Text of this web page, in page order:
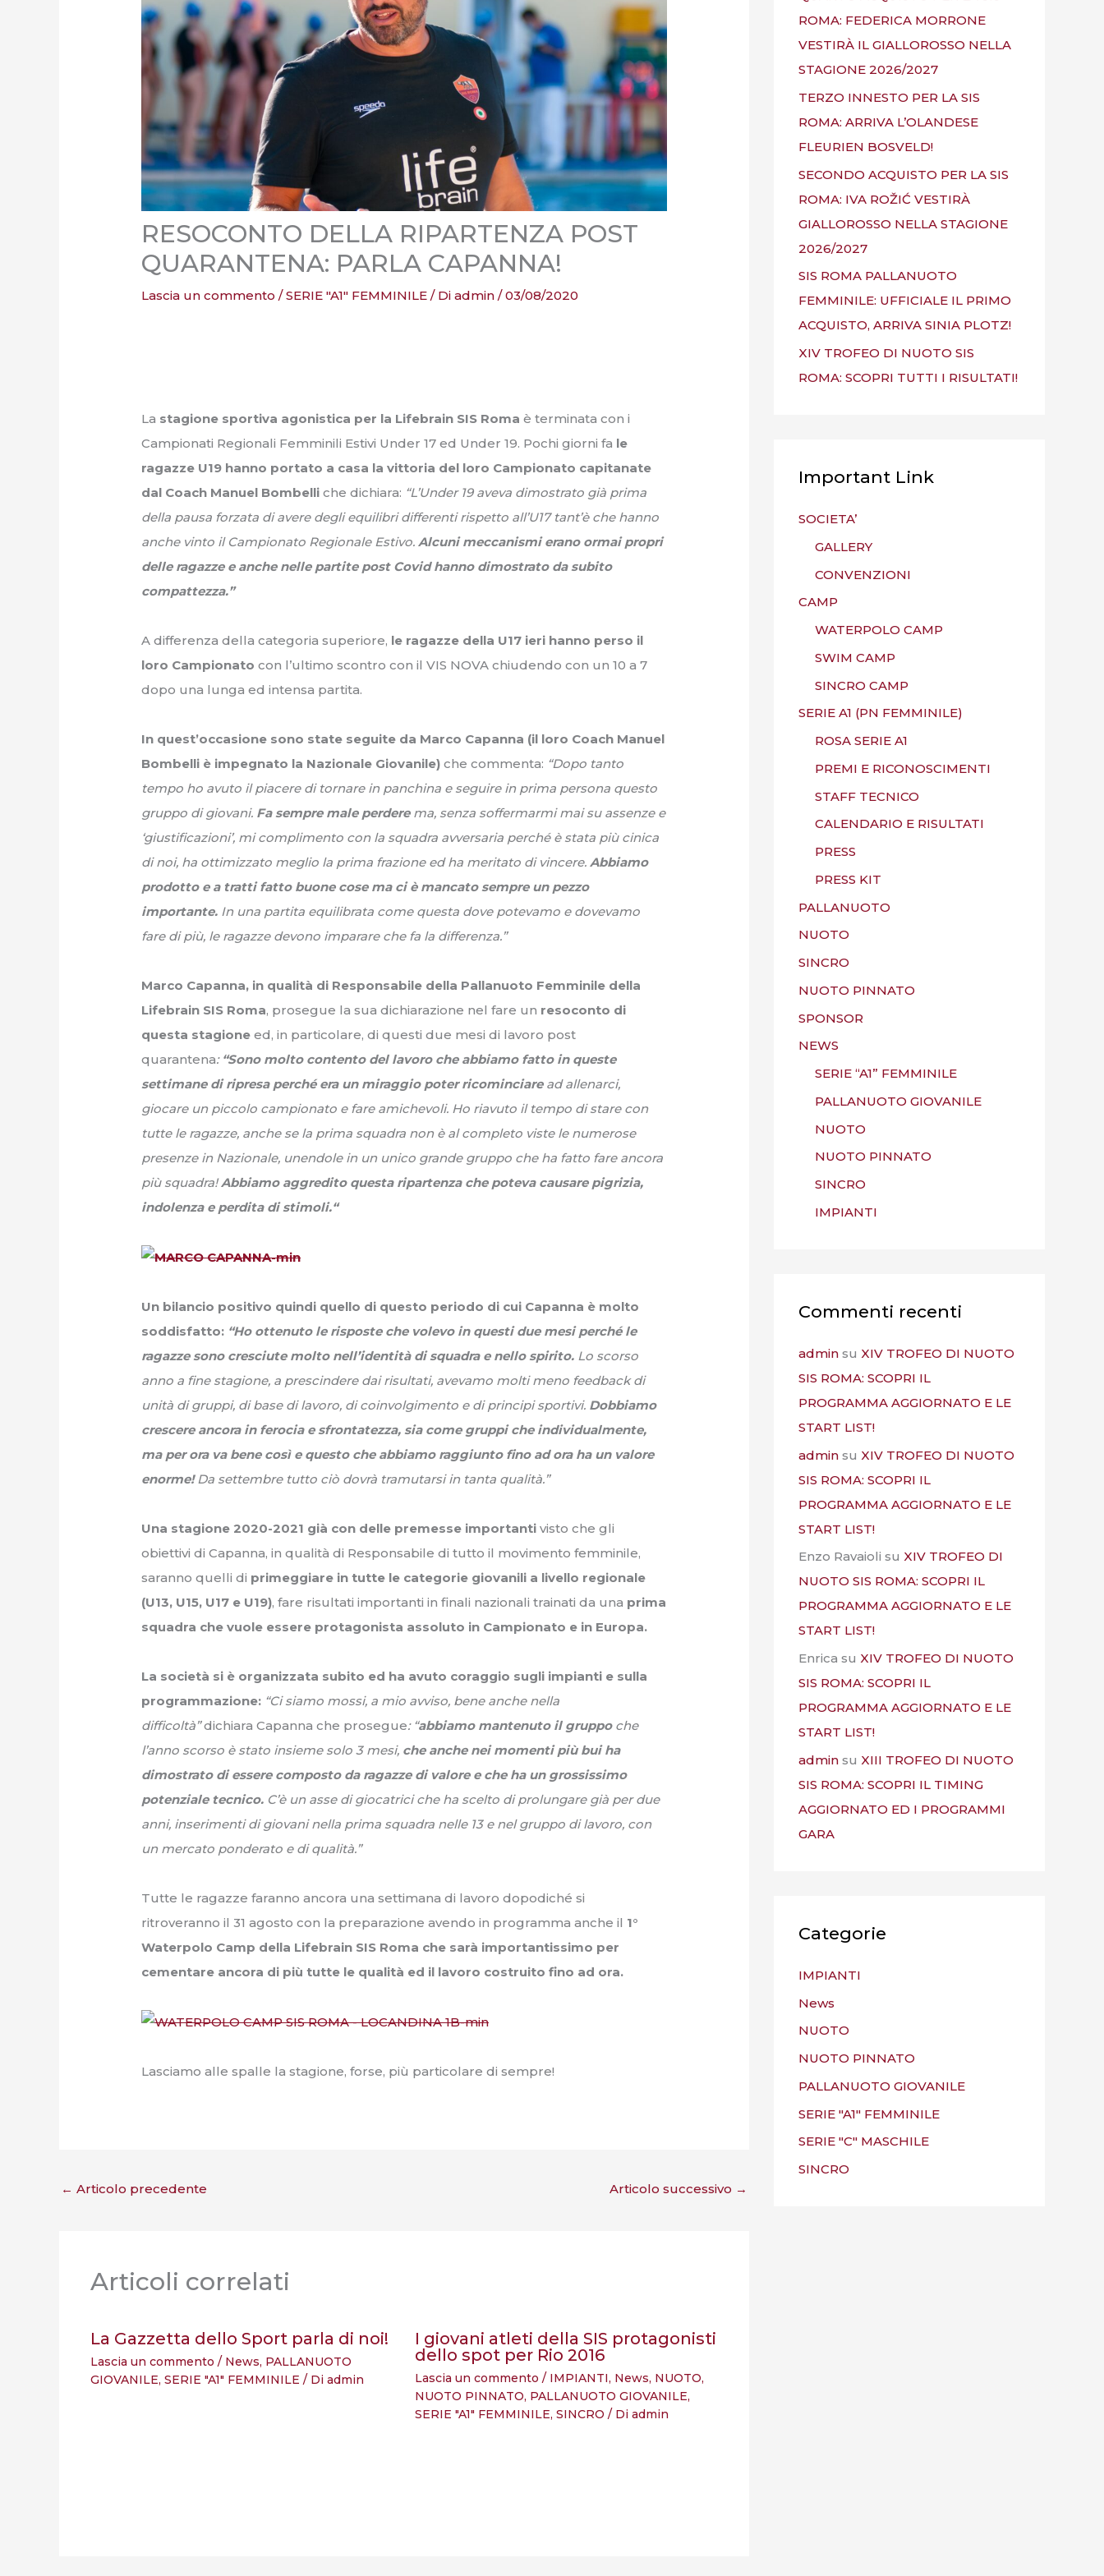
RESOCONTO DELLA RIPARTENZA POST
QUARANTENA: PARLA CAPANNA!
Lascia un commento /SERIE "A1" FEMMINILE / Diadmin/03/08/2020
La stagione sportiva agonistica per la Lifebrain SIS Roma è terminata con i
Campionati Regionali Femminili Estivi Under 17 ed Under 19. Pochi giorni fa le
ragazze U19 hanno portato a casa la vittoria del loro Campionato capitanate
dal Coach Manuel Bombelli che dichiara: “L’Under 19 aveva dimostrato già prima
della pausa forzata di avere degli equilibri differenti rispetto all’U17 tant’è che hanno
anche vinto il Campionato Regionale Estivo.Alcuni meccanismi erano ormai propri
delle ragazze e anche nelle partite post Covid hanno dimostrato da subito
compattezza.”
A differenza della categoria superiore, le ragazze della U17 ieri hanno perso il
loro Campionatocon l’ultimo scontro con il VIS NOVA chiudendo con un 10 a 7
dopo una lunga ed intensa partita.
In quest’occasione sono state seguite da Marco Capanna (il loro Coach Manuel
Bombelli è impegnato la Nazionale Giovanile) che commenta: “Dopo tanto
tempo ho avuto il piacere di tornare in panchina e seguire in prima persona questo
gruppo di giovani. Fa sempre male perderema, senza soffermarmi mai su assenze e
‘giustificazioni’, mi complimento con la squadra avversaria perché è stata più cinica
di noi, ha ottimizzato meglio la prima frazione ed ha meritato di vincere.Abbiamo
prodotto e a tratti fatto buone cose ma ci è mancato sempre un pezzo
importante. In una partita equilibrata come questa dove potevamo e dovevamo
fare di più, le ragazze devono imparare che fa la differenza.”
Marco Capanna, in qualità di Responsabile della Pallanuoto Femminile della
Lifebrain SIS Roma, prosegue la sua dichiarazione nel fare un resoconto di
questa stagioneed, in particolare, di questi due mesi di lavoro post
quarantena: “Sono molto contento del lavoro che abbiamo fatto in queste
settimane di ripresa perché era un miraggio poter ricominciare ad allenarci,
giocare un piccolo campionato e fare amichevoli. Ho riavuto il tempo di stare con
tutte le ragazze, anche se la prima squadra non è al completo viste le numerose
presenze in Nazionale, unendole in un unico grande gruppo che ha fatto fare ancora
più squadra!Abbiamo aggredito questa ripartenza che poteva causare pigrizia,
indolenza e perdita di stimoli.“
Un bilancio positivo quindi quello di questo periodo di cui Capanna è molto
soddisfatto: “Ho ottenuto le risposte che volevo in questi due mesi perché le
ragazze sono cresciute molto nell’identità di squadra e nello spirito. Lo scorso
anno a fine stagione, a prescindere dai risultati, avevamo molti meno feedback di
unità di gruppi, di base di lavoro, di coinvolgimento e di principi sportivi. Dobbiamo
crescere ancora in ferocia e sfrontatezza, sia come gruppi che individualmente,
ma per ora va bene così e questo che abbiamo raggiunto fino ad ora ha un valore
enorme!Da settembre tutto ciò dovrà tramutarsi in tanta qualità.”
Una stagione 2020-2021 già con delle premesse importanti visto che gli
obiettivi di Capanna, in qualità di Responsabile di tutto il movimento femminile,
saranno quelli di primeggiare in tutte le categorie giovanili a livello regionale
(U13, U15, U17 e U19), fare risultati importanti in finali nazionali trainati da una prima
squadra che vuole essere protagonista assoluto in Campionato e in Europa.
La società si è organizzata subito ed ha avuto coraggio sugli impianti e sulla
programmazione: “Ci siamo mossi, a mio avviso, bene anche nella
difficoltà”dichiara Capanna che prosegue: “abbiamo mantenuto il gruppo che
l’anno scorso è stato insieme solo 3 mesi, che anche nei momenti più bui ha
dimostrato di essere composto da ragazze di valore e che ha un grossissimo
potenziale tecnico. C’è un asse di giocatrici che ha scelto di prolungare già per due
anni, inserimenti di giovani nella prima squadra nelle 13 e nel gruppo di lavoro, con
un mercato ponderato e di qualità.”
Tutte le ragazze faranno ancora una settimana di lavoro dopodiché si
ritroveranno il 31 agosto con la preparazione avendo in programma anche il 1°
Waterpolo Camp della Lifebrain SIS Roma che sarà importantissimo per
cementare ancora di più tutte le qualità ed il lavoro costruito fino ad ora.
Lasciamo alle spalle la stagione, forse, più particolare di sempre!
← Articolo precedente Articolo successivo →
Articoli correlati
La Gazzetta dello Sport parla di noi!
Lascia un commento / News, PALLANUOTO
GIOVANILE, SERIE "A1" FEMMINILE / Di admin
I giovani atleti della SIS protagonisti
dello spot per Rio 2016
Lascia un commento / IMPIANTI, News, NUOTO,
NUOTO PINNATO, PALLANUOTO GIOVANILE,
SERIE "A1" FEMMINILE, SINCRO / Di admin
ROMA: FEDERICA MORRONE
VESTIRÀ IL GIALLOROSSO NELLA
STAGIONE 2026/2027
TERZO INNESTO PER LA SIS
ROMA: ARRIVA L’OLANDESE
FLEURIEN BOSVELD!
SECONDO ACQUISTO PER LA SIS
ROMA: IVA ROŽIĆ VESTIRÀ
GIALLOROSSO NELLA STAGIONE
2026/2027
SIS ROMA PALLANUOTO
FEMMINILE: UFFICIALE IL PRIMO
ACQUISTO, ARRIVA SINIA PLOTZ!
XIV TROFEO DI NUOTO SIS
ROMA: SCOPRI TUTTI I RISULTATI!
Important Link
SOCIETA’
GALLERY
CONVENZIONI
CAMP
WATERPOLO CAMP
SWIM CAMP
SINCRO CAMP
SERIE A1 (PN FEMMINILE)
ROSA SERIE A1
PREMI E RICONOSCIMENTI
STAFF TECNICO
CALENDARIO E RISULTATI
PRESS
PRESS KIT
PALLANUOTO
NUOTO
SINCRO
NUOTO PINNATO
SPONSOR
NEWS
SERIE “A1” FEMMINILE
PALLANUOTO GIOVANILE
NUOTO
NUOTO PINNATO
SINCRO
IMPIANTI
Commenti recenti
admin su XIV TROFEO DI NUOTO
SIS ROMA: SCOPRI IL
PROGRAMMA AGGIORNATO E LE
START LIST!
admin su XIV TROFEO DI NUOTO
SIS ROMA: SCOPRI IL
PROGRAMMA AGGIORNATO E LE
START LIST!
Enzo Ravaioli su XIV TROFEO DI
NUOTO SIS ROMA: SCOPRI IL
PROGRAMMA AGGIORNATO E LE
START LIST!
Enrica su XIV TROFEO DI NUOTO
SIS ROMA: SCOPRI IL
PROGRAMMA AGGIORNATO E LE
START LIST!
admin su XIII TROFEO DI NUOTO
SIS ROMA: SCOPRI IL TIMING
AGGIORNATO ED I PROGRAMMI
GARA
Categorie
IMPIANTI
News
NUOTO
NUOTO PINNATO
PALLANUOTO GIOVANILE
SERIE "A1" FEMMINILE
SERIE "C" MASCHILE
SINCRO